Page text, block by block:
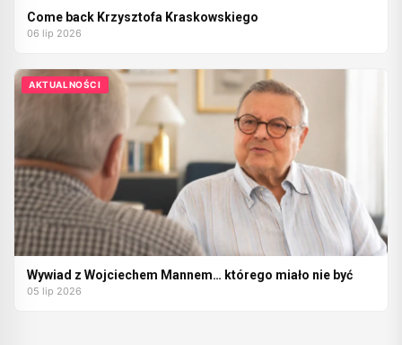
Come back Krzysztofa Kraskowskiego
06 lip 2026
AKTUALNOŚCI
Wywiad z Wojciechem Mannem… którego miało nie być
05 lip 2026